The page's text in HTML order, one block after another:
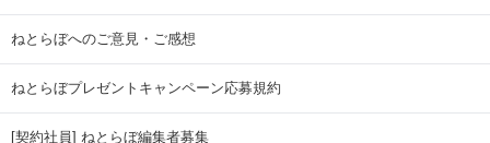
ねとらぼへのご意見・ご感想
ねとらぼプレゼントキャンペーン応募規約
[契約社員] ねとらぼ編集者募集